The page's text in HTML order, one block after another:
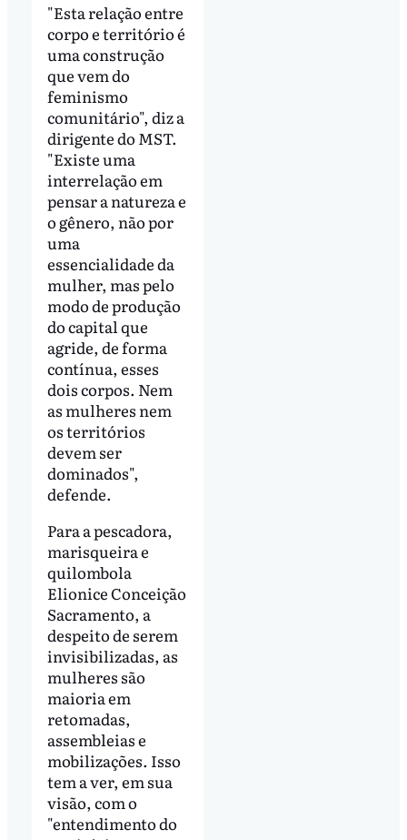
"Esta relação entre
corpo e território é
uma construção
que vem do
feminismo
comunitário", diz a
dirigente do MST.
"Existe uma
interrelação em
pensar a natureza e
o gênero, não por
uma
essencialidade da
mulher, mas pelo
modo de produção
do capital que
agride, de forma
contínua, esses
dois corpos. Nem
as mulheres nem
os territórios
devem ser
dominados",
defende.
Para a pescadora,
marisqueira e
quilombola
Elionice Conceição
Sacramento, a
despeito de serem
invisibilizadas, as
mulheres são
maioria em
retomadas,
assembleias e
mobilizações. Isso
tem a ver, em sua
visão, com o
"entendimento do